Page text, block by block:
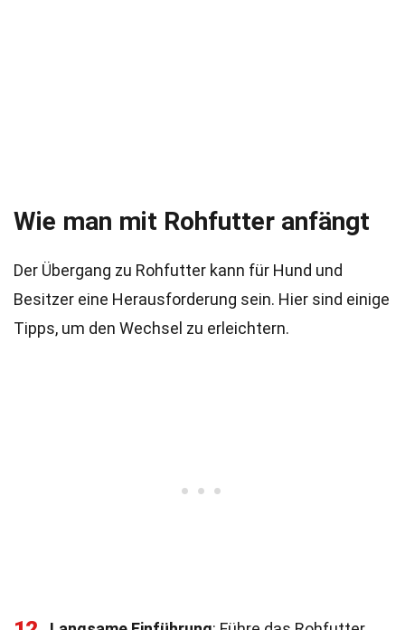
Wie man mit Rohfutter anfängt
Der Übergang zu Rohfutter kann für Hund und
Besitzer eine Herausforderung sein. Hier sind einige
Tipps, um den Wechsel zu erleichtern.